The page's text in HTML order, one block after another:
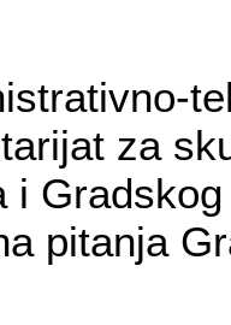
za
i
pitanja